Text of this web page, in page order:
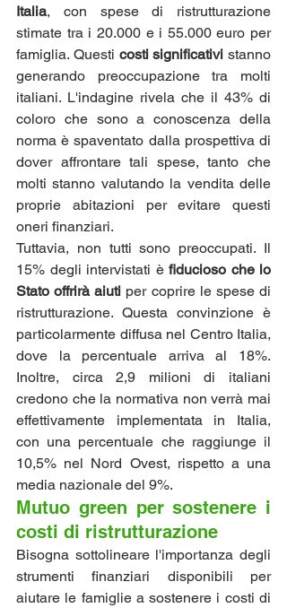
Italia, con spese di ristrutturazione
stimate tra i 20.000 e i 55.000 euro per
famiglia. Questi costi significativi stanno
generando preoccupazione tra molti
italiani. L'indagine rivela che il 43% di
coloro che sono a conoscenza della
norma è spaventato dalla prospettiva di
dover affrontare tali spese, tanto che
molti stanno valutando la vendita delle
proprie abitazioni per evitare questi
oneri finanziari.
Tuttavia, non tutti sono preoccupati. Il
15% degli intervistati è fiducioso che lo
Stato offrirà aiuti per coprire le spese di
ristrutturazione. Questa convinzione è
particolarmente diffusa nel Centro Italia,
dove la percentuale arriva al 18%.
Inoltre, circa 2,9 milioni di italiani
credono che la normativa non verrà mai
effettivamente implementata in Italia,
con una percentuale che raggiunge il
10,5% nel Nord Ovest, rispetto a una
media nazionale del 9%.
Mutuo green per sostenere i
costi di ristrutturazione
Bisogna sottolineare l'importanza degli
strumenti finanziari disponibili per
aiutare le famiglie a sostenere i costi di